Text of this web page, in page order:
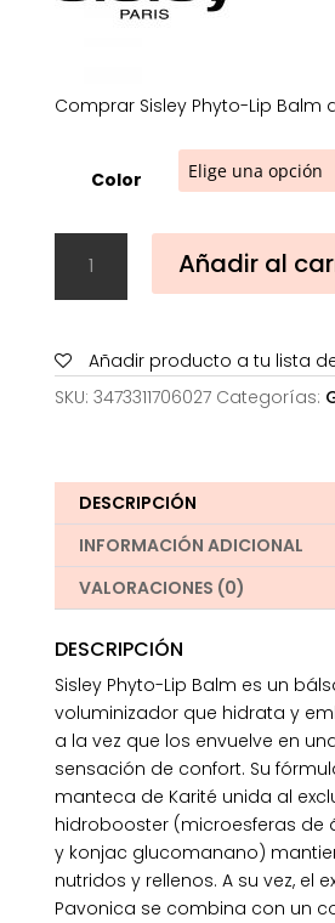
Comprar Sisley Phyto-Lip Balm
Color
Phyto-
Lip
cantidad
Añadir al
Añadir producto a tu lista
SKU: 3473311706027 Categorías:
DESCRIPCIÓN
INFORMACIÓN ADICIONAL
VALORACIONES (0)
DESCRIPCIÓN
Sisley Phyto-Lip Balm es un
voluminizador que hidrata y
a la vez que los envuelve en
sensación de confort. Su
manteca de Karité unida al
hidrobooster (microesferas de
y konjac glucomanano)
nutridos y rellenos. A su vez, el
Pavonica se combina con un